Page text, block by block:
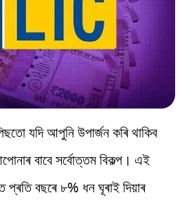
যদি আপুনি উপাৰ্জন কৰি থাকিব
বাবে সৰ্বোত্তম বিকল্প। এই
প্ৰতি বছৰে ৮% ধন ঘূৰাই দিয়াৰ